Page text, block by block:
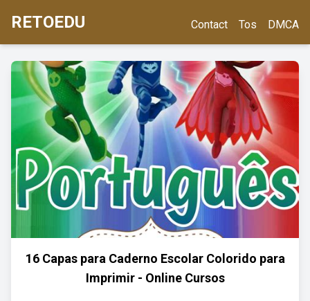
RETOEDU Contact Tos DMCA
16 Capas para Caderno Escolar Colorido para
Imprimir - Online Cursos